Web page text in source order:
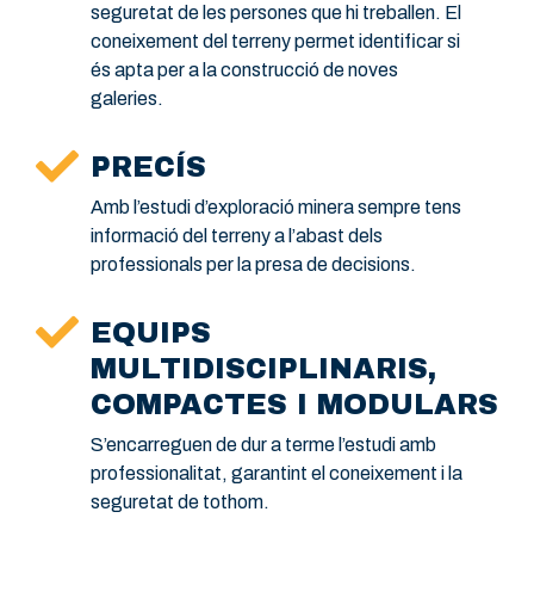
seguretat de les persones que hi treballen. El
coneixement del terreny permet identificar si
és apta per a la construcció de noves
galeries.
PRECÍS
Amb l’estudi d’exploració minera sempre tens
informació del terreny a l’abast dels
professionals per la presa de decisions.
EQUIPS
MULTIDISCIPLINARIS,
COMPACTES I MODULARS
S’encarreguen de dur a terme l’estudi amb
professionalitat, garantint el coneixement i la
seguretat de tothom.